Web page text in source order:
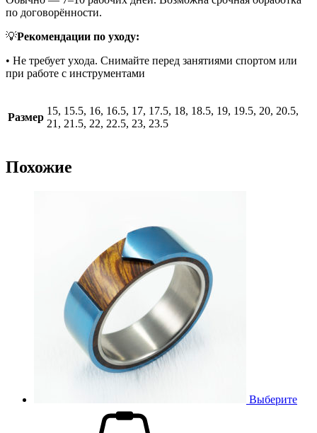
по договорённости.
💡Рекомендации по уходу:
• Не требует ухода. Снимайте перед занятиями спортом или
при работе с инструментами
Размер
15, 15.5, 16, 16.5, 17, 17.5, 18, 18.5, 19, 19.5, 20, 20.5,
21, 21.5, 22, 22.5, 23, 23.5
Похожие
Выберите